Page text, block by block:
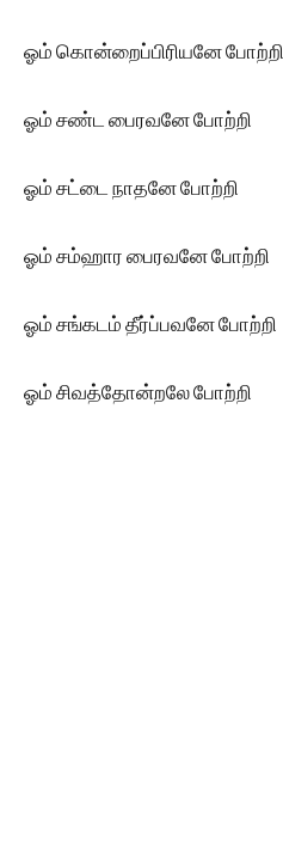
ஓம் கொன்றைப்பிரியனே போற்றி
ஓம் சண்ட பைரவனே போற்றி
ஓம் சட்டை நாதனே போற்றி
ஓம் சம்ஹார பைரவனே போற்றி
ஓம் சங்கடம் தீர்ப்பவனே போற்றி
ஓம் சிவத்தோன்றலே போற்றி